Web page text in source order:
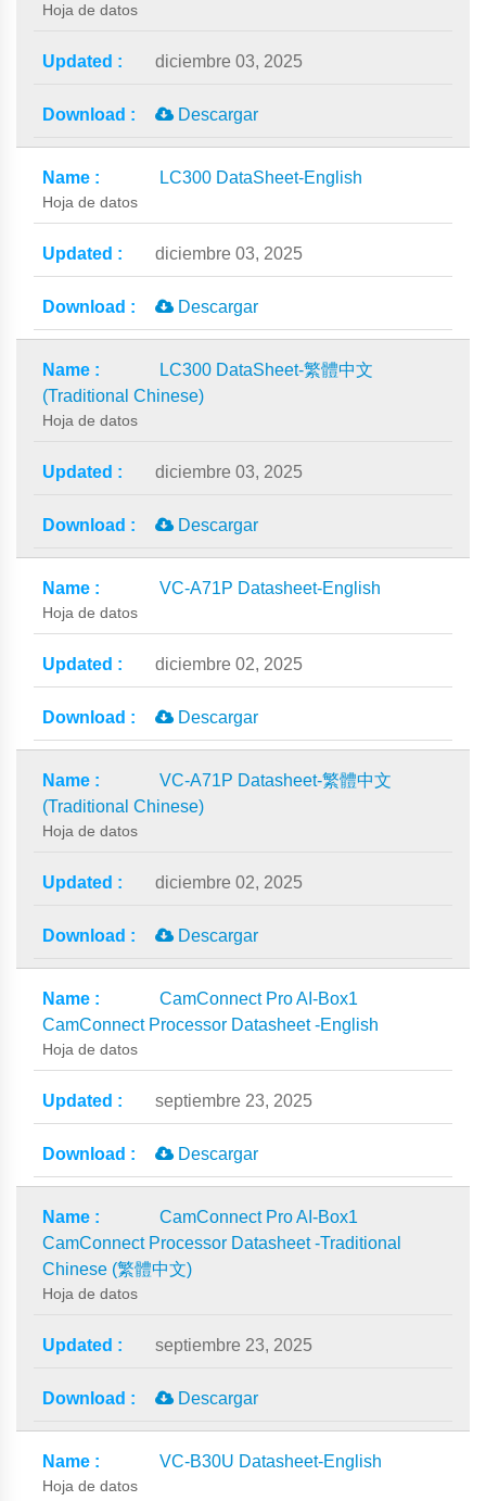
Hoja de datos
diciembre 03, 2025
Descargar
LC300 DataSheet-English
Hoja de datos
diciembre 03, 2025
Descargar
LC300 DataSheet-繁體中文
(Traditional Chinese)
Hoja de datos
diciembre 03, 2025
Descargar
VC-A71P Datasheet-English
Hoja de datos
diciembre 02, 2025
Descargar
VC-A71P Datasheet-繁體中文
(Traditional Chinese)
Hoja de datos
diciembre 02, 2025
Descargar
CamConnect Pro AI-Box1
CamConnect Processor Datasheet -English
Hoja de datos
septiembre 23, 2025
Descargar
CamConnect Pro AI-Box1
CamConnect Processor Datasheet -Traditional
Chinese (繁體中文)
Hoja de datos
septiembre 23, 2025
Descargar
VC-B30U Datasheet-English
Hoja de datos